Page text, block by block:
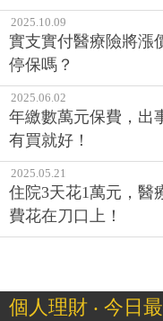
2025.10.09
實支實付醫療險將漲
停保嗎？
2025.06.02
年繳數萬元保費，出
有買就好！
2025.05.21
住院3天花1萬元，醫
費花在刀口上！
個人理財 ‧ 今日